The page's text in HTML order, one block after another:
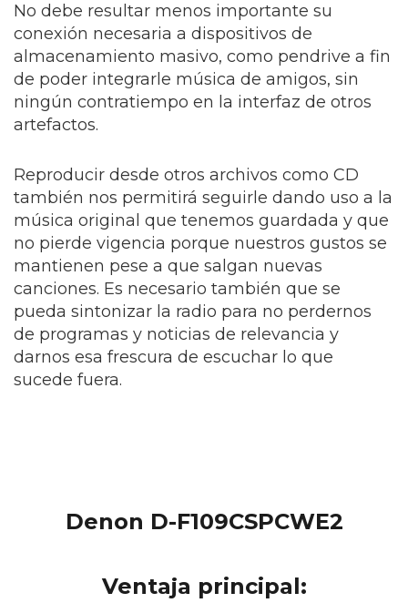
No debe resultar menos importante su
conexión necesaria a dispositivos de
almacenamiento masivo, como pendrive a fin
de poder integrarle música de amigos, sin
ningún contratiempo en la interfaz de otros
artefactos.
Reproducir desde otros archivos como CD
también nos permitirá seguirle dando uso a la
música original que tenemos guardada y que
no pierde vigencia porque nuestros gustos se
mantienen pese a que salgan nuevas
canciones. Es necesario también que se
pueda sintonizar la radio para no perdernos
de programas y noticias de relevancia y
darnos esa frescura de escuchar lo que
sucede fuera.
Denon D-F109CSPCWE2
Ventaja principal: